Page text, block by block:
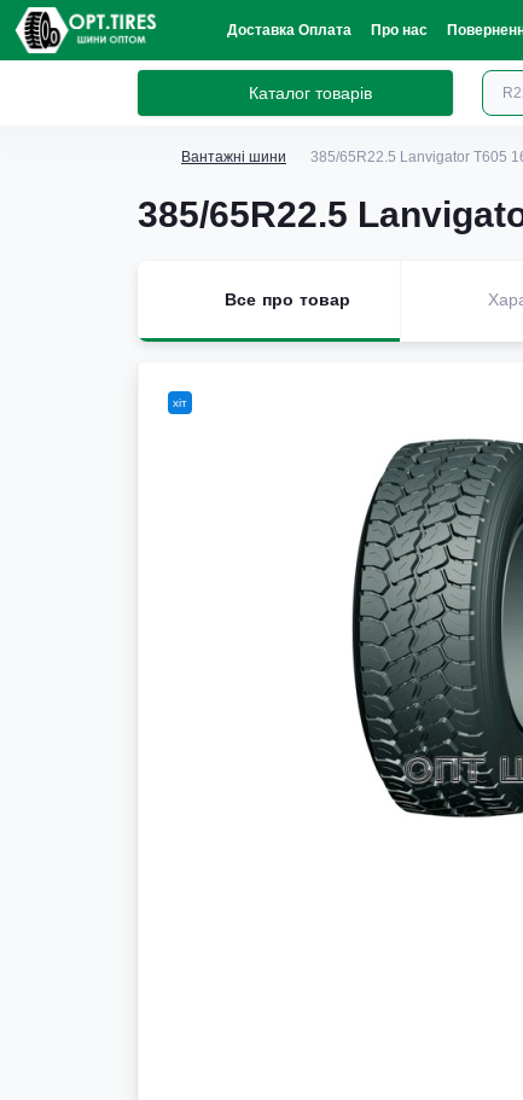
Доставка Оплата Про нас
Каталог товарів
Вантажні шини 385/65R22.5 Lanvigator T605
385/65R22.5
Все про товар
хіт